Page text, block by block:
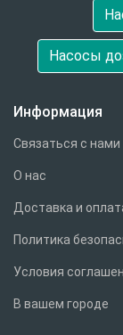
Насосы
Информация
Связаться с нами
О нас
Доставка и
Политика
Условия
В вашем городе